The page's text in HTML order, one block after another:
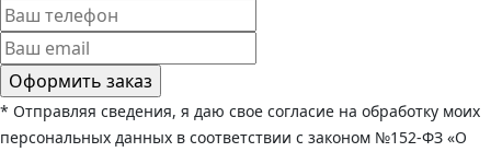
* Отправляя сведения, я даю свое согласие на обработку моих
персональных данных в соответствии с законом №152-ФЗ «О